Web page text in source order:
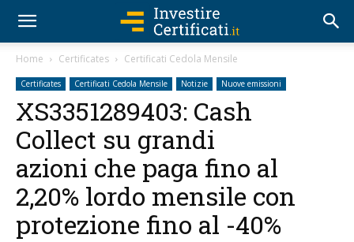
Home Certificates Certificati Cedola Mensile
Certificates Certificati Cedola Mensile Notizie Nuove emissioni
XS3351289403: Cash
Collect su grandi
azioni che paga fino al
2,20% lordo mensile con
protezione fino al -40%